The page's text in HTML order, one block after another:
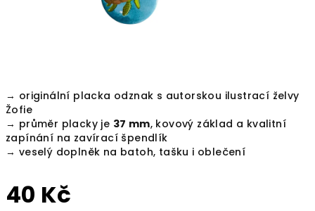
→ originální placka odznak s autorskou ilustrací želvy
Žofie
→ průměr placky je 37 mm, kovový základ a kvalitní
zapínání na zavírací špendlík
→ veselý doplněk na batoh, tašku i oblečení
40 Kč